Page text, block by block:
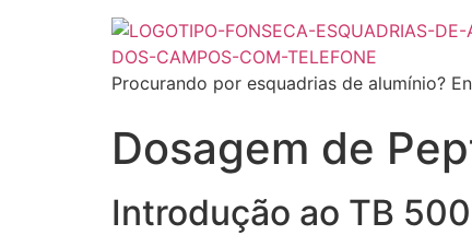
Procurando por esquadrias de alumínio?
Dosagem de
Introdução ao TB